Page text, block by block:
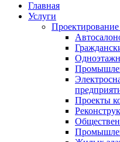
Главная
Услуги
Проекты